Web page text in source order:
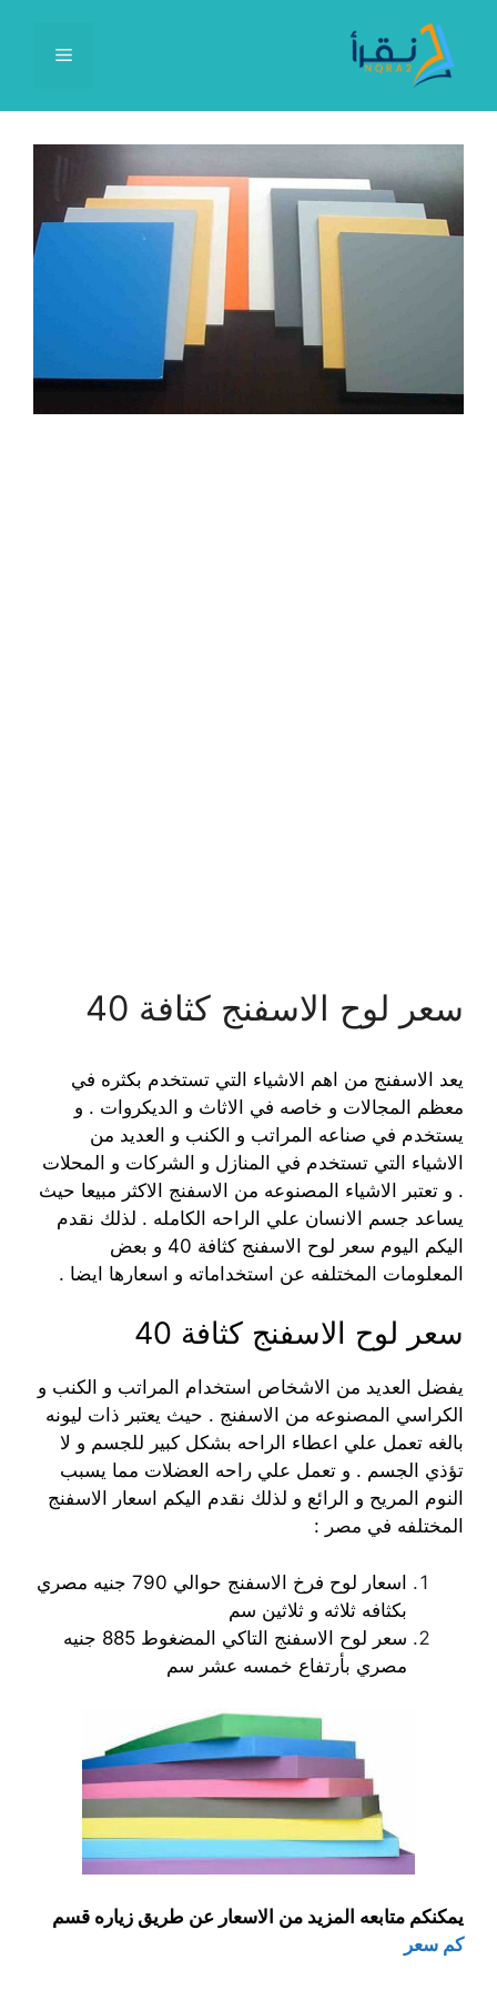
المحتوى
القائمة
سعر لوح الاسفنج كثافة 40
يعد الاسفنج من اهم الاشياء التي تستخدم بكثره في
معظم المجالات و خاصه في الاثاث و الديكروات . و
يستخدم في صناعه المراتب و الكنب و العديد من
الاشياء التي تستخدم في المنازل و الشركات و المحلات
. و تعتبر الاشياء المصنوعه من الاسفنج الاكثر مبيعا حيث
يساعد جسم الانسان علي الراحه الكامله . لذلك نقدم
اليكم اليوم سعر لوح الاسفنج كثافة 40 و بعض
المعلومات المختلفه عن استخداماته و اسعارها ايضا .
سعر لوح الاسفنج كثافة 40
يفضل العديد من الاشخاص استخدام المراتب و الكنب و
الكراسي المصنوعه من الاسفنج . حيث يعتبر ذات ليونه
بالغه تعمل علي اعطاء الراحه بشكل كبير للجسم و لا
تؤذي الجسم . و تعمل علي راحه العضلات مما يسبب
النوم المريح و الرائع و لذلك نقدم اليكم اسعار الاسفنج
المختلفه في مصر :
اسعار لوح فرخ الاسفنج حوالي 790 جنيه مصري
بكثافه ثلاثه و ثلاثين سم
سعر لوح الاسفنج التاكي المضغوط 885 جنيه
مصري بأرتفاع خمسه عشر سم
يمكنكم متابعه المزيد من الاسعار عن طريق زياره قسم
كم سعر